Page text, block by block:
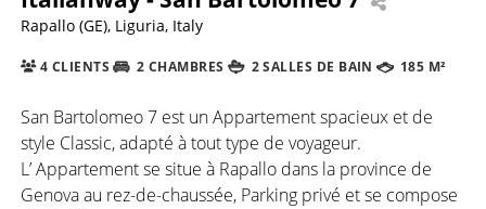
Rapallo (GE), Liguria, Italy
4 CLIENTS 2 CHAMBRES 2 SALLES DE BAIN 185 M²
San Bartolomeo 7 est un Appartement spacieux et de
style Classic, adapté à tout type de voyageur.
L’ Appartement se situe à Rapallo dans la province de
Genova au rez-de-chaussée, Parking privé et se compose